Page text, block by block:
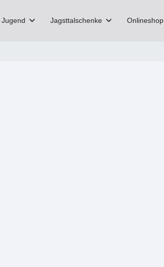
Jugend Jagsttalschenke Onlineshop